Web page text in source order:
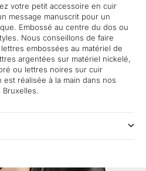
votre petit accessoire en cuir
message manuscrit pour un
Embossé au centre du dos ou
Nous conseillons de faire
embossées au matériel de
argentées sur matériel nickelé,
ou lettres noires sur cuir
est réalisée à la main dans nos